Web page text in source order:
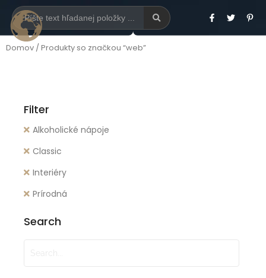
Domov / Produkty so značkou “web”
Filter
Alkoholické nápoje
Classic
Interiéry
Prírodná
Search